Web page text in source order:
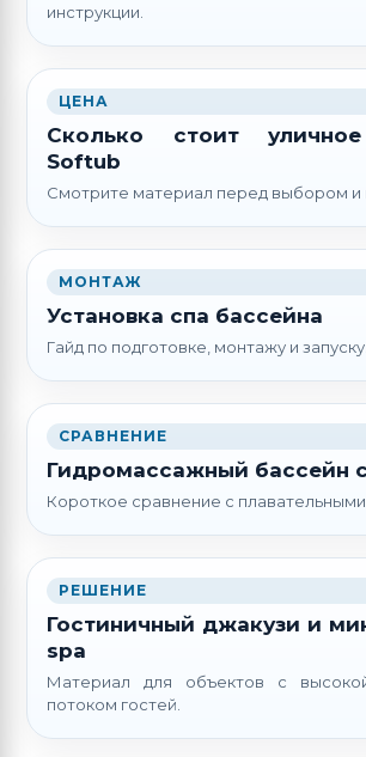
инструкции.
ЦЕНА
Сколько стоит
Softub
Смотрите материал перед выбором и
МОНТАЖ
Установка спа бассейна
Гайд по подготовке, монтажу и запуску.
СРАВНЕНИЕ
Гидромассажный бассейн
Короткое сравнение с
РЕШЕНИЕ
Гостиничный джакузи и
spa
Материал для объектов с
потоком гостей.